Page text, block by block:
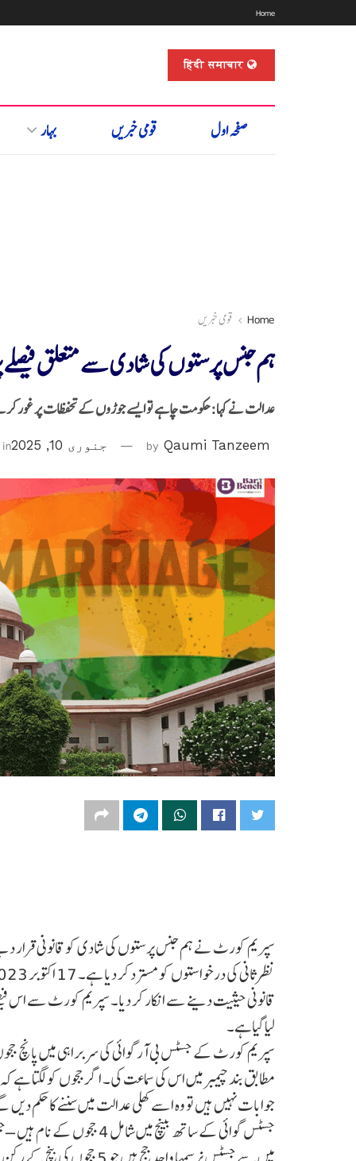
Home
हिंदी समाचार
صفحہ اول قومی خبریں بہار
Home قومی خبریں
ہم جنس پرستوں کی شادی سے متعلق فیصلے
عدالت نے کہا: حکومت چاہے تو ایسے جوڑوں کے تحفظات پر غور
by Qaumi Tanzeem جنوری 10, 2025 in
سپریم کورٹ نے ہم جنس پرستوں کی شادی کو قانونی قرار
لیا گیاہے۔
سپریم کورٹ کے جسٹس بی آر گوائی کی سربراہی میں پانچ
مطابق بند چیمبر میں اس کی سماعت کی۔ اگر ججوں کو لگتا ہے
جوابات نہیں ہیں تو وہ اسے کھلی عدالت میں سننے کا حکم
جسٹس گوائی کے ساتھ بینچ